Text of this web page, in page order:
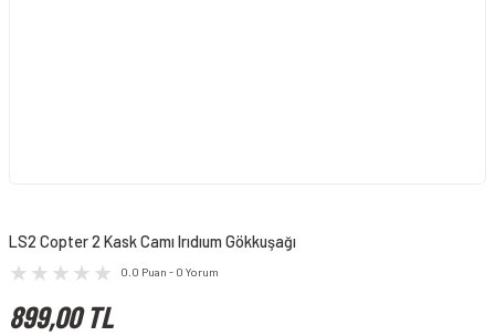
LS2 Copter 2 Kask Camı Irıdıum Gökkuşağı
0.0 Puan - 0 Yorum
899,00 TL